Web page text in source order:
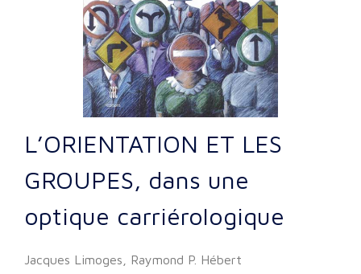
L’ORIENTATION ET LES
GROUPES, dans une
optique carriérologique
Jacques Limoges, Raymond P. Hébert